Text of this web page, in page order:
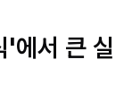
에서 큰 실